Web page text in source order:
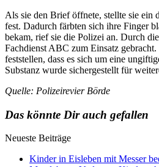
Als sie den Brief öffnete, stellte sie ein
fest. Dadurch färbten sich ihre Finger
bekam, rief sie die Polizei an. Durch
Fachdienst ABC zum Einsatz
feststellen, dass es sich um eine
Substanz wurde sichergestellt für
Quelle: Polizeirevier Börde
Das könnte Dir auch gefallen
Neueste Beiträge
Kinder in Eisleben mit Messer